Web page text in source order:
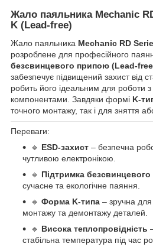
Жало паяльника Mechanic
K (Lead-free)
Жало паяльника Mechanic RD
розроблене для професійного
безсвинцевого припою (Lead-
забезпечує підвищений захист від
робить його ідеальним для роботи
компонентами. Завдяки формі K-
точного монтажу, так і для зняття
Переваги:
🔹 ESD-захист – безпечна
чутливою електронікою.
🔹 Підтримка
сучасне та екологічне паяння.
🔹 Форма K-типа – зручна
монтажу та демонтажу деталей.
🔹 Висока теплопровідність
стабільна температура під час